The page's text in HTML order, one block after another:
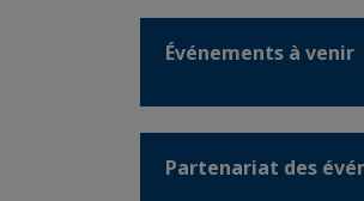
Événements à venir
Partenariat des